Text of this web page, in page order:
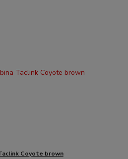
Coyote brown